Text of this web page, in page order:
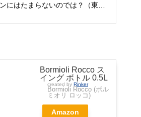
ンにはたまらないのでは？（東京
Bormioli Rocco ス
イング ボトル 0.5L
created by Rinker
Bormioli Rocco (ボル
ミオリ ロッコ)
Amazon